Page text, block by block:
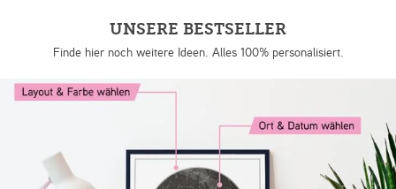
UNSERE BESTSELLER
Finde hier noch weitere Ideen. Alles 100% personalisiert.